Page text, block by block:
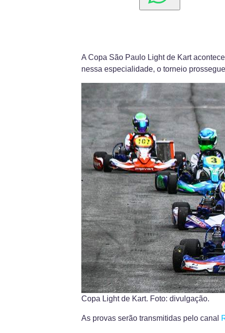
A Copa São Paulo Light de Kart
nessa especialidade, o torneio
Copa Light de Kart. Foto: divulgação.
As provas serão transmitidas pelo canal